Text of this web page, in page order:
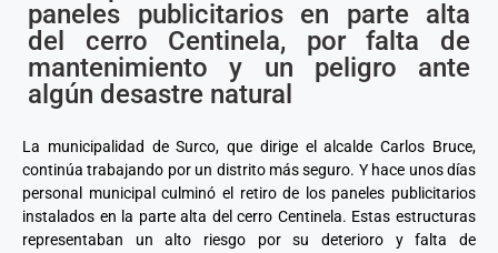
paneles publicitarios en parte alta
del cerro Centinela, por falta de
mantenimiento y un peligro ante
algún desastre natural
La municipalidad de Surco, que dirige el alcalde Carlos Bruce,
continúa trabajando por un distrito más seguro. Y hace unos días
personal municipal culminó el retiro de los paneles publicitarios
instalados en la parte alta del cerro Centinela. Estas estructuras
representaban un alto riesgo por su deterioro y falta de